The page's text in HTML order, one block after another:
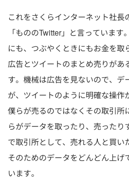
これをさくらインターネット社長
「もののTwitter」と言っていま
にも、つぶやくときにもお金を取
広告とツイートのまとめ売りがあ
す。機械は広告を見ないので、デ
が、ツイートのように明確な操作
僕らが売るのではなくその取引所
らがデータを取ったり、売ったり
で取引所として、売れる人と買い
そのためのデータをどんどん上げ
います。